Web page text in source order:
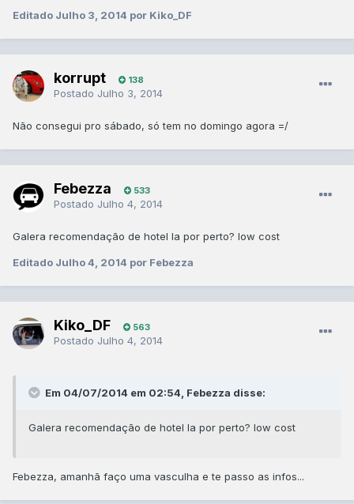
Editado Julho 3, 2014 por Kiko_DF
korrupt 138
Postado Julho 3, 2014
Não consegui pro sábado, só tem no domingo agora =/
Febezza 533
Postado Julho 4, 2014
Galera recomendação de hotel la por perto? low cost
Editado Julho 4, 2014 por Febezza
Kiko_DF 563
Postado Julho 4, 2014
Em 04/07/2014 em 02:54, Febezza disse:
Galera recomendação de hotel la por perto? low cost
Febezza, amanhã faço uma vasculha e te passo as infos...